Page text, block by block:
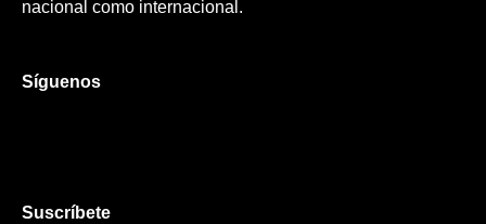
nacional como internacional.
Síguenos
Suscríbete